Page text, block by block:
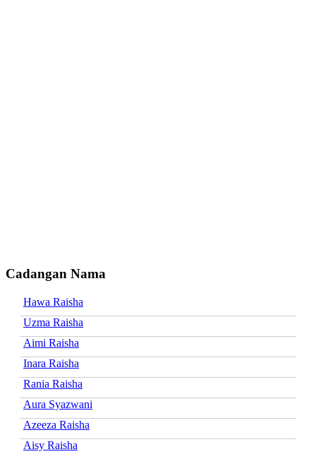
Cadangan Nama
Hawa Raisha
Uzma Raisha
Aimi Raisha
Inara Raisha
Rania Raisha
Aura Syazwani
Azeeza Raisha
Aisy Raisha